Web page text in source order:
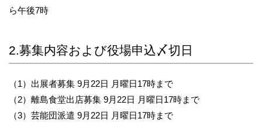
ら午後7時
2.募集内容および役場申込〆切日
（1）出展者募集 9月22日 月曜日17時まで
（2）離島食堂出店募集 9月22日 月曜日17時まで
（3）芸能団派遣 9月22日 月曜日17時まで